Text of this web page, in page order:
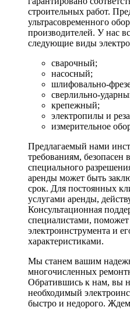
строительных работ.
ультрасовременного
производителей. У нас
следующие виды
сварочный;
насосный;
шлифовально-
сверлильно-
крепежный;
электропилы и
измерительное
Предлагаемый нами
требованиям, безопасен
специального
аренды может быть
срок. Для постоянных
услугами аренды,
Консультационная
специалистами,
электроинструмента и
характеристиками.
Мы станем вашим
многочисленных
Обратившись к нам, вы
необходимый
быстро и недорого.